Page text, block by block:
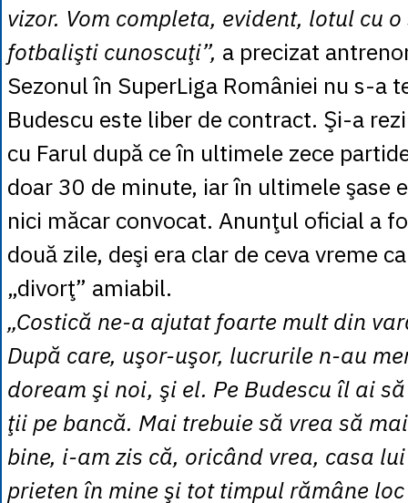
vizor. Vom completa, evident, lotul cu o
fotbalişti cunoscuţi”, a precizat
Sezonul în SuperLiga României nu s-a
Budescu este liber de contract. Şi-a
cu Farul după ce în ultimele zece
doar 30 de minute, iar în ultimele şase
nici măcar convocat. Anunţul oficial a
două zile, deşi era clar de ceva vreme
„divorţ” amiabil.
„Costică ne-a ajutat foarte mult din
După care, uşor-uşor, lucrurile n-au
doream şi noi, şi el. Pe Budescu îl ai
ţii pe bancă. Mai trebuie să vrea să
bine, i-am zis că, oricând vrea, casa
prieten în mine şi tot timpul rămâne